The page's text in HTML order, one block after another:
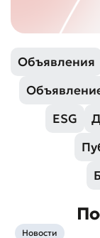
Объявления
ESG
Новости